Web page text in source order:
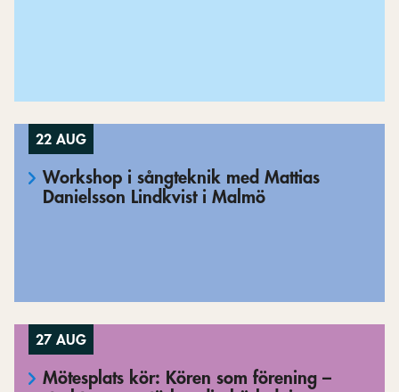
22 AUG
Workshop i sångteknik med Mattias
Danielsson Lindkvist i Malmö
27 AUG
Mötesplats kör: Kören som förening –